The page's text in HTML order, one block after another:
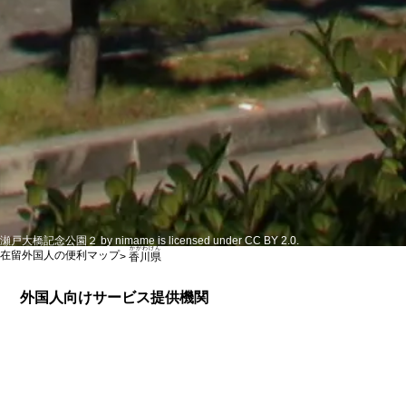
瀬戸大橋記念公園２ by nimame is licensed under CC BY 2.0.
在留外国人の便利マップ> 香川県
かがわけん
外国人向けサービス提供機関